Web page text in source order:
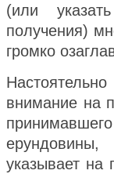
(или
получения)
громко
внимание на
указывает на